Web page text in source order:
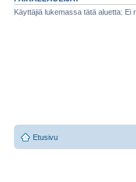
Käyttäjiä lukemassa tätä aluetta: Ei
Etusivu